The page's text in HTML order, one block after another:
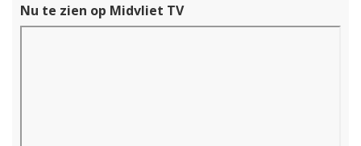
Nu te zien op Midvliet TV